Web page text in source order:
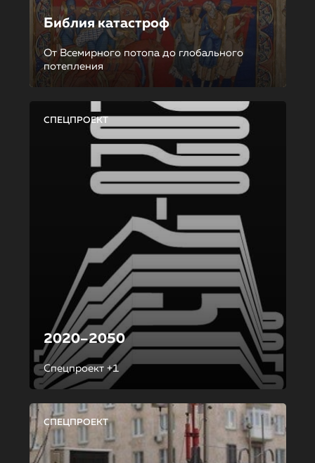
Библия катастроф
От Всемирного потопа до глобального
потепления
СПЕЦПРОЕКТ
2020–2050
Спецпроект +1
СПЕЦПРОЕКТ